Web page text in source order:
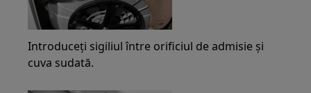
Introduceți sigiliul între orificiul de admisie și
cuva sudată.